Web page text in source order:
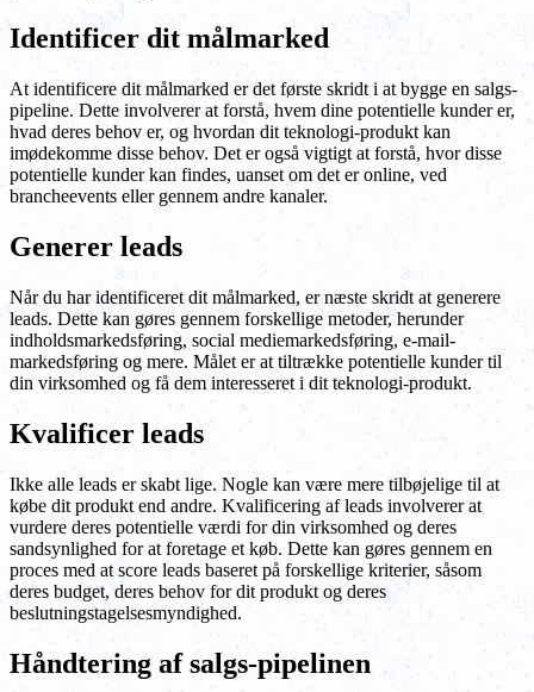
Identificer dit målmarked
At identificere dit målmarked er det første skridt i at bygge en salgs-
pipeline. Dette involverer at forstå, hvem dine potentielle kunder er,
hvad deres behov er, og hvordan dit teknologi-produkt kan
imødekomme disse behov. Det er også vigtigt at forstå, hvor disse
potentielle kunder kan findes, uanset om det er online, ved
brancheevents eller gennem andre kanaler.
Generer leads
Når du har identificeret dit målmarked, er næste skridt at generere
leads. Dette kan gøres gennem forskellige metoder, herunder
indholdsmarkedsføring, social mediemarkedsføring, e-mail-
markedsføring og mere. Målet er at tiltrække potentielle kunder til
din virksomhed og få dem interesseret i dit teknologi-produkt.
Kvalificer leads
Ikke alle leads er skabt lige. Nogle kan være mere tilbøjelige til at
købe dit produkt end andre. Kvalificering af leads involverer at
vurdere deres potentielle værdi for din virksomhed og deres
sandsynlighed for at foretage et køb. Dette kan gøres gennem en
proces med at score leads baseret på forskellige kriterier, såsom
deres budget, deres behov for dit produkt og deres
beslutningstagelsesmyndighed.
Håndtering af salgs-pipelinen